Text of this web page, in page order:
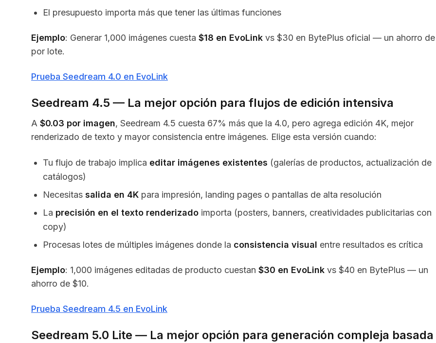
El presupuesto importa más que tener las últimas funciones
Ejemplo: Generar 1,000 imágenes cuesta $18 en EvoLink vs $30 en BytePlus oficial — un ahorro de
por lote.
Prueba Seedream 4.0 en EvoLink
Seedream 4.5 — La mejor opción para flujos de edición intensiva
A $0.03 por imagen, Seedream 4.5 cuesta 67% más que la 4.0, pero agrega edición 4K, mejor
renderizado de texto y mayor consistencia entre imágenes. Elige esta versión cuando:
Tu flujo de trabajo implica editar imágenes existentes (galerías de productos, actualización de
catálogos)
Necesitas salida en 4K para impresión, landing pages o pantallas de alta resolución
La precisión en el texto renderizado importa (posters, banners, creatividades publicitarias con
copy)
Procesas lotes de múltiples imágenes donde la consistencia visual entre resultados es crítica
Ejemplo: 1,000 imágenes editadas de producto cuestan $30 en EvoLink vs $40 en BytePlus — un
ahorro de $10.
Prueba Seedream 4.5 en EvoLink
Seedream 5.0 Lite — La mejor opción para generación compleja basada